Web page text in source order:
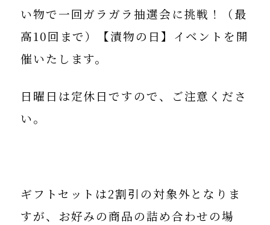
い物で一回ガラガラ抽選会に挑戦 ！（最
高10回まで）【漬物の日】イベントを開
催いたします。
日曜日は定休日ですので、ご注意くださ
い。
ギフトセットは2割引の対象外となりま
すが、お好みの商品の詰め合わせの場